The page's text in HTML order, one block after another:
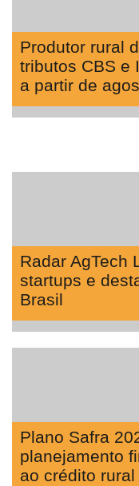
Produtor rural
tributos CBS e
a partir de
Radar AgTech
startups e
Brasil
Plano Safra
planejamento
ao crédito rural